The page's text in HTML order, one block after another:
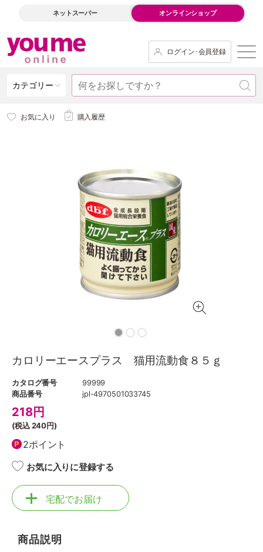
ネットスーパー オンラインショップ
ログイン･会員登録
カテゴリー
お気に入り 購入履歴
カロリーエースプラス 猫用流動食８５ｇ
カタログ番号
99999
商品番号
jpl-4970501033745
218円
(税込240円)
2ポイント
お気に入りに登録する
宅配でお届け
商品説明